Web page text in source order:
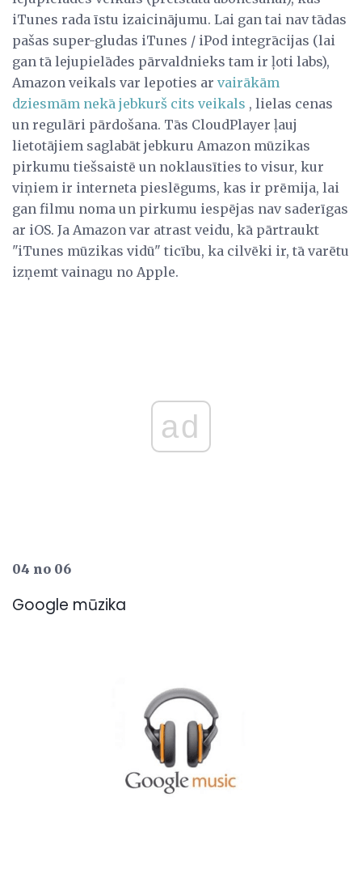
iTunes rada īstu izaicinājumu. Lai gan tai nav tādas
pašas super-gludas iTunes / iPod integrācijas (lai
gan tā lejupielādes pārvaldnieks tam ir ļoti labs),
Amazon veikals var lepoties ar vairākām
dziesmām nekā jebkurš cits veikals , lielas cenas
un regulāri pārdošana. Tās CloudPlayer ļauj
lietotājiem saglabāt jebkuru Amazon mūzikas
pirkumu tiešsaistē un noklausīties to visur, kur
viņiem ir interneta pieslēgums, kas ir prēmija, lai
gan filmu noma un pirkumu iespējas nav saderīgas
ar iOS. Ja Amazon var atrast veidu, kā pārtraukt
"iTunes mūzikas vidū" ticību, ka cilvēki ir, tā varētu
izņemt vainagu no Apple.
ad
04 no 06
Google mūzika